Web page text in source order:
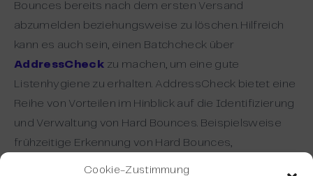
Cookie-Zustimmung
Bounces bereits nach dem ersten Versand
abzumelden beziehungsweise zu löschen. Hilfreich
kann es auch sein, einen Batchcheck über
AddressCheck zu machen, um eine gute
Listenhygiene zu erhalten. AddressCheck bietet eine
Reihe von Vorteilen im Hinblick auf die Identifizierung
und Verwaltung von Hard Bounces. Beispielsweise
frühzeitige Erkennung von Hard Bounces,